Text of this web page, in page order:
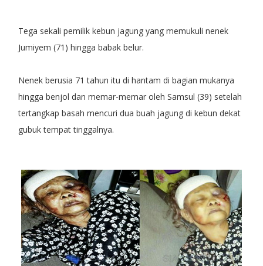
Tega sekali pemilik kebun jagung yang memukuli nenek
Jumiyem (71) hingga babak belur.
Nenek berusia 71 tahun itu di hantam di bagian mukanya
hingga benjol dan memar-memar oleh Samsul (39) setelah
tertangkap basah mencuri dua buah jagung di kebun dekat
gubuk tempat tinggalnya.